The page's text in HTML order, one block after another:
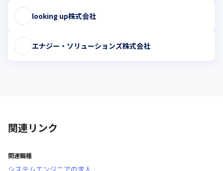
looking up株式会社
エナジー・ソリューションズ株式会社
関連リンク
関連職種
システムエンジニアの求人